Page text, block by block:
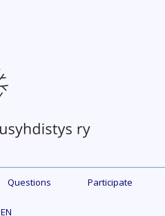
Questions Participate
EN